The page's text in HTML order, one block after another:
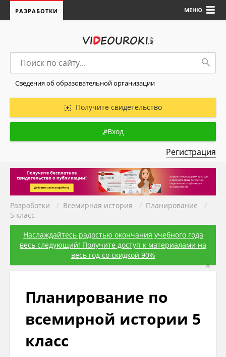
МЕНЮ
РАЗРАБОТКИ
Сведения об образовательной организации
Получите свидетельство
Вход
Регистрация
Разработки / Всемирная история / Планирование
/
5 класс
Наслаждайтесь радостью окончания учебного года
весь следующий! Получите доступ к материалами на
весь год со скидкой 90%
×
Планирование по
всемирной истории 5
класс